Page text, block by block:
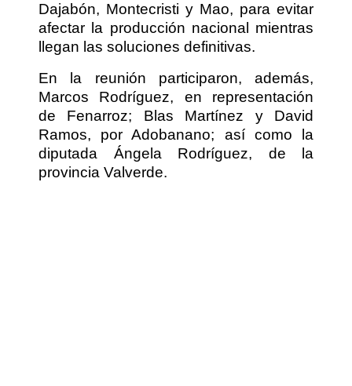
Dajabón, Montecristi y Mao, para evitar
afectar la producción nacional mientras
llegan las soluciones definitivas.
En la reunión participaron, además,
Marcos Rodríguez, en representación
de Fenarroz; Blas Martínez y David
Ramos, por Adobanano; así como la
diputada Ángela Rodríguez, de la
provincia Valverde.